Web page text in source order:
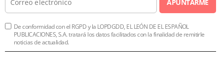
APUNTARME
De conformidad con el RGPD y la LOPDGDD, EL LEÓN DE EL ESPAÑOL
PUBLICACIONES, S.A. tratará los datos facilitados con la finalidad de remitirle
noticias de actualidad.